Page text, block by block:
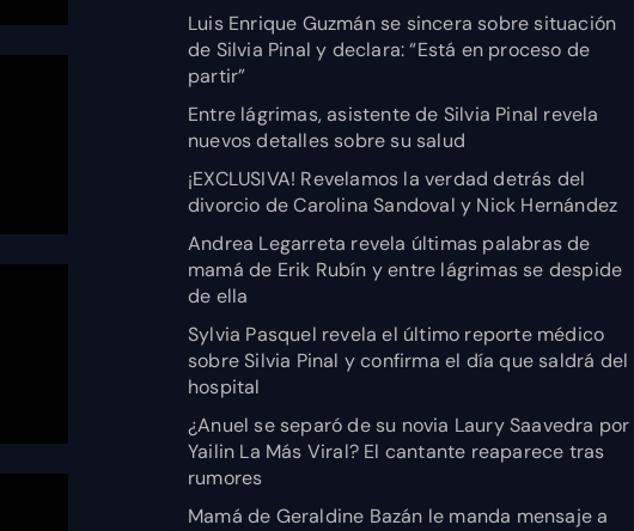
Luis Enrique Guzmán se sincera sobre situación
de Silvia Pinal y declara: “Está en proceso de
partir”
Entre lágrimas, asistente de Silvia Pinal revela
nuevos detalles sobre su salud
¡EXCLUSIVA! Revelamos la verdad detrás del
divorcio de Carolina Sandoval y Nick Hernández
Andrea Legarreta revela últimas palabras de
mamá de Erik Rubín y entre lágrimas se despide
de ella
Sylvia Pasquel revela el último reporte médico
sobre Silvia Pinal y confirma el día que saldrá del
hospital
¿Anuel se separó de su novia Laury Saavedra por
Yailin La Más Viral? El cantante reaparece tras
rumores
Mamá de Geraldine Bazán le manda mensaje a